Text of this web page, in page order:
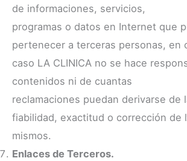
de informaciones, servicios,
programas o datos en Internet que
pertenecer a terceras personas, en
caso LA CLINICA no se hace
contenidos ni de cuantas
reclamaciones puedan derivarse de
fiabilidad, exactitud o corrección de
mismos.
Enlaces de Terceros.